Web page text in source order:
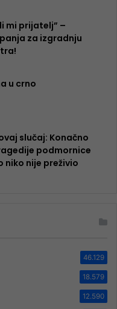
mi prijatelj” –
za izgradnju
u crno
slučaj: Konačno
podmornice
niko nije preživio
46.129
18.579
12.590